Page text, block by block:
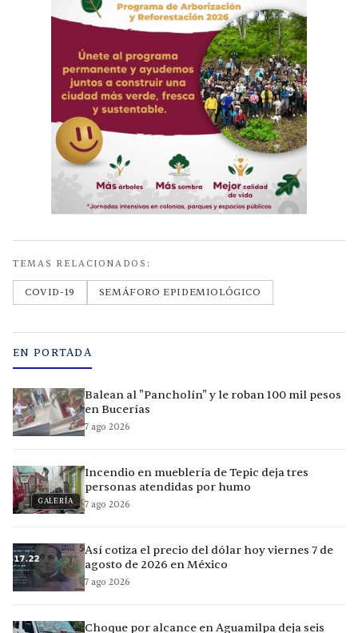
TEMAS RELACIONADOS:
COVID-19 SEMÁFORO EPIDEMIOLÓGICO
EN PORTADA
Balean al "Pancholín" y le roban 100 mil pesos
en Bucerías
7 ago 2026
GALERÍA
Incendio en mueblería de Tepic deja tres
personas atendidas por humo
7 ago 2026
Así cotiza el precio del dólar hoy viernes 7 de
agosto de 2026 en México
7 ago 2026
Choque por alcance en Aguamilpa deja seis